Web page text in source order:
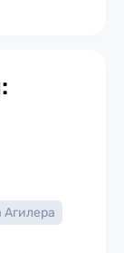
Агилера